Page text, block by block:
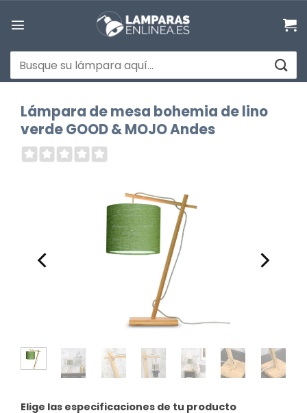
Buscar
por:
Lámpara de mesa bohemia de lino
verde GOOD & MOJO Andes
Elige las especificaciones de tu producto